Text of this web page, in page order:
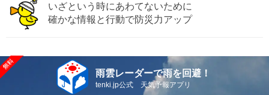
いざという時にあわてないために
確かな情報と行動で防災力アップ
雨雲レーダーで雨を回避！
tenki.jp公式 天気予報アプリ